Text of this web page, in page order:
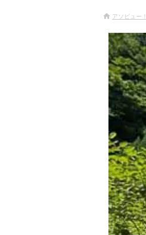
アソビュー！